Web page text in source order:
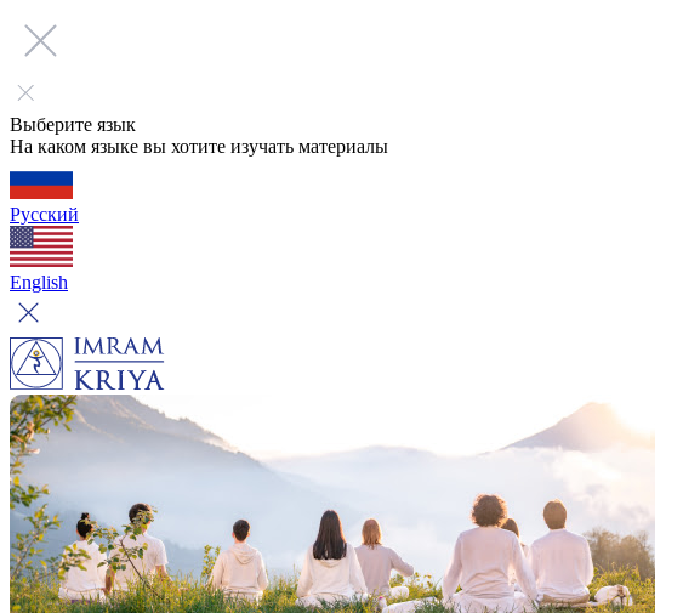
Выберите язык
На каком языке вы хотите изучать материалы
Русский
English